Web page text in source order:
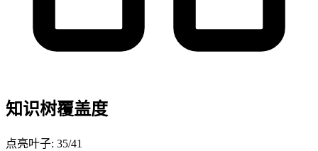
知识树覆盖度
点亮叶子: 35/41